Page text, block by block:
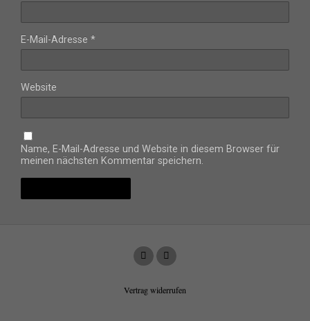
E-Mail-Adresse *
Website
Name, E-Mail-Adresse und Website in diesem Browser für
meinen nächsten Kommentar speichern.
Vertrag widerrufen